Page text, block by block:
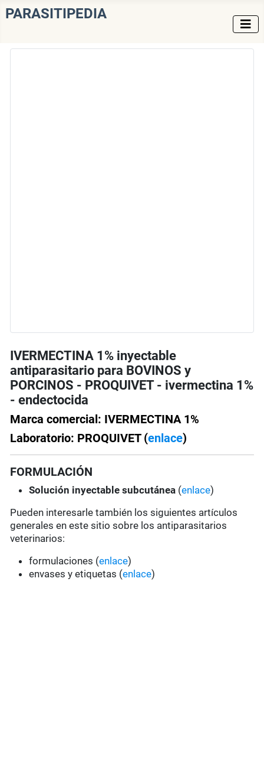
PARASITIPEDIA
IVERMECTINA 1% inyectable
antiparasitario para BOVINOS y
PORCINOS - PROQUIVET - ivermectina 1%
- endectocida
Marca comercial: IVERMECTINA 1%
Laboratorio: PROQUIVET (enlace)
FORMULACIÓN
Solución inyectable subcutánea (enlace)
Pueden interesarle también los siguientes artículos
generales en este sitio sobre los antiparasitarios
veterinarios:
formulaciones (enlace)
envases y etiquetas (enlace)